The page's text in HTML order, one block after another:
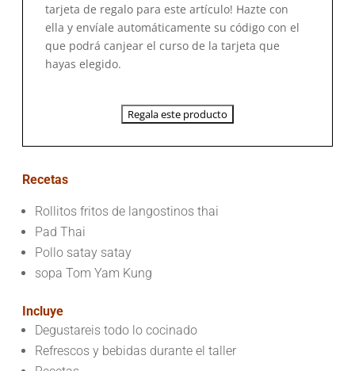
tarjeta de regalo para este artículo! Hazte con
ella y envíale automáticamente su código con el
que podrá canjear el curso de la tarjeta que
hayas elegido.
Regala este producto
Recetas
Rollitos fritos de langostinos thai
Pad Thai
Pollo satay satay
sopa Tom Yam Kung
Incluye
Degustareis todo lo cocinado
Refrescos y bebidas durante el taller